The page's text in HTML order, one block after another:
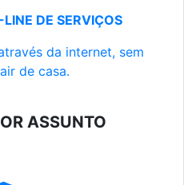
DE SERVIÇOS
da internet, sem
de casa.
ASSUNTO